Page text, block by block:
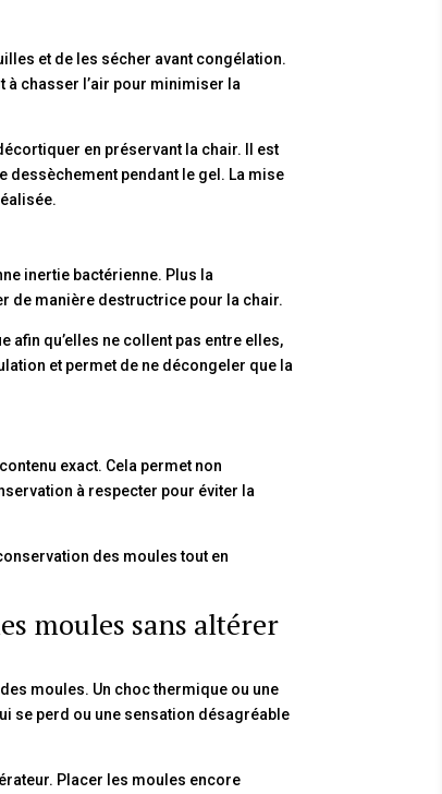
et de les sécher avant congélation.
à chasser l’air pour minimiser la
en préservant la chair. Il est
pendant le gel. La mise
inertie bactérienne. Plus la
de manière destructrice pour la chair.
afin qu’elles ne collent pas entre elles,
et permet de ne décongeler que la
exact. Cela permet non
à respecter pour éviter la
des moules tout en
moules sans altérer
moules. Un choc thermique ou une
se perd ou une sensation désagréable
Placer les moules encore